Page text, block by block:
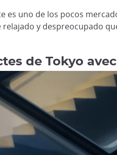
uno de los pocos
y despreocupado
de Tokyo